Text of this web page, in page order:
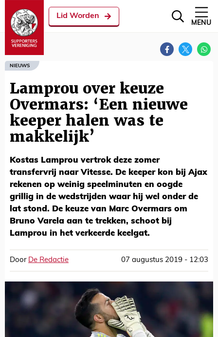
Lid Worden
MENU
NIEUWS
Lamprou over keuze
Overmars: ‘Een nieuwe
keeper halen was te
makkelijk’
Kostas Lamprou vertrok deze zomer
transfervrij naar Vitesse. De keeper kon bij Ajax
rekenen op weinig speelminuten en oogde
grillig in de wedstrijden waar hij wel onder de
lat stond. De keuze van Marc Overmars om
Bruno Varela aan te trekken, schoot bij
Lamprou in het verkeerde keelgat.
Door De Redactie 07 augustus 2019 - 12:03